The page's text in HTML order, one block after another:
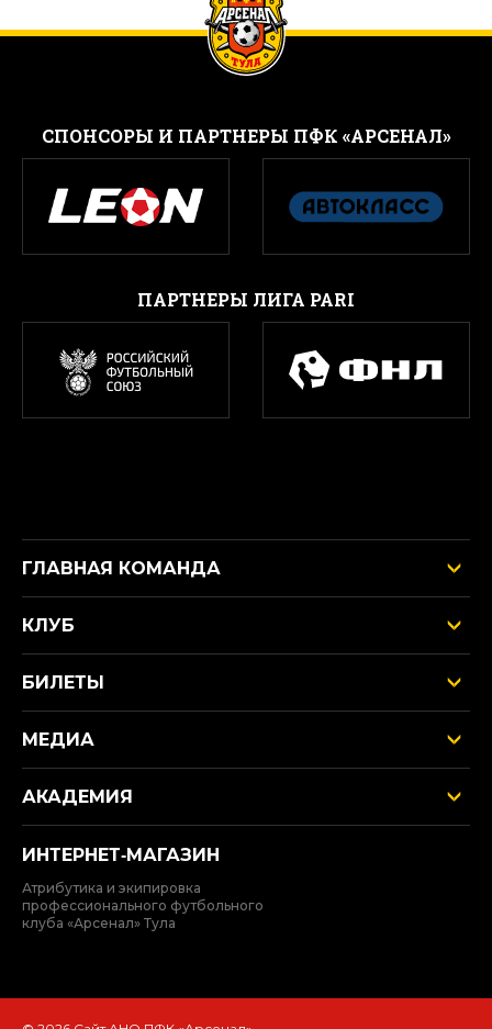
CПОНСОРЫ И ПАРТНЕРЫ ПФК «АРСЕНАЛ»
ПАРТНЕРЫ ЛИГА PARI
ГЛАВНАЯ КОМАНДА
КЛУБ
БИЛЕТЫ
МЕДИА
АКАДЕМИЯ
ИНТЕРНЕТ‑МАГАЗИН
Атрибутика и экипировка
профессионального футбольного
клуба «Арсенал» Тула